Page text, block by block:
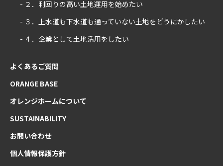
- ２．利回りの高い土地運用を始めたい
- ３．上水道も下水道も通っていない土地をどうにかしたい
- ４．企業として土地活用をしたい
よくあるご質問
ORANGE BASE
オレンジホームについて
SUSTAINABILITY
お問い合わせ
個人情報保護方針